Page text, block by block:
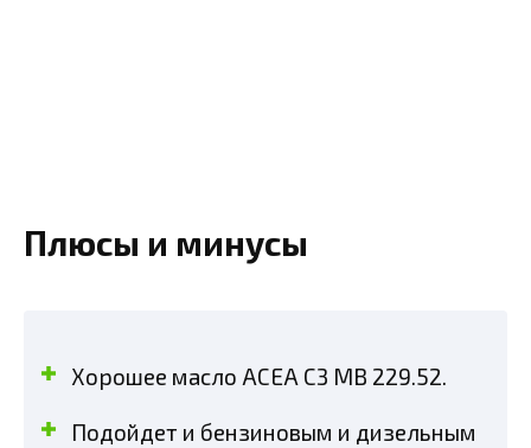
Плюсы и минусы
Хорошее масло ACEA C3 MB 229.52.
Подойдет и бензиновым и дизельным